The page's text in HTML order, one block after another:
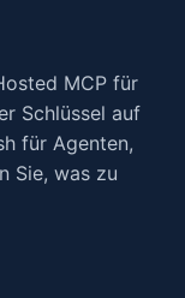
MCP für
Schlüssel auf
für Agenten,
Sie, was zu